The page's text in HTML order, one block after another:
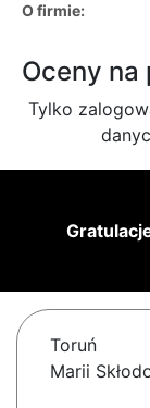
O firmie:
Oceny
Tylko
Toruń
Marii